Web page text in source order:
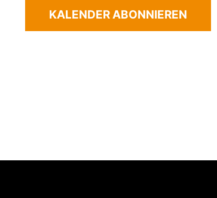
KALENDER ABONNIEREN